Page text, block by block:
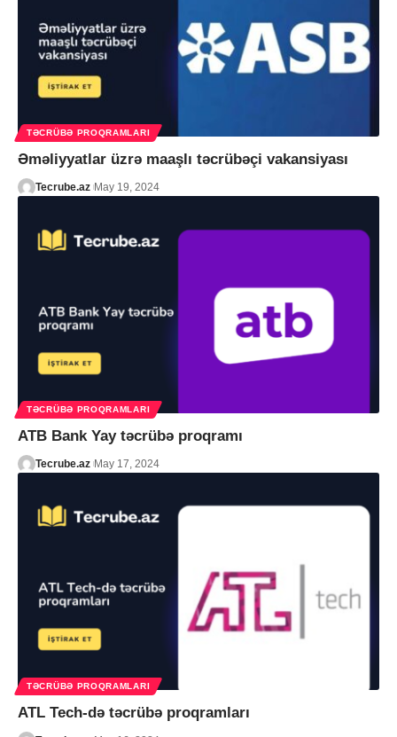
TƏCRÜBƏ PROQRAMLARI
Əməliyyatlar üzrə maaşlı təcrübəçi vakansiyası
Tecrube.az May 19, 2024
TƏCRÜBƏ PROQRAMLARI
ATB Bank Yay təcrübə proqramı
Tecrube.az May 17, 2024
TƏCRÜBƏ PROQRAMLARI
ATL Tech-də təcrübə proqramları